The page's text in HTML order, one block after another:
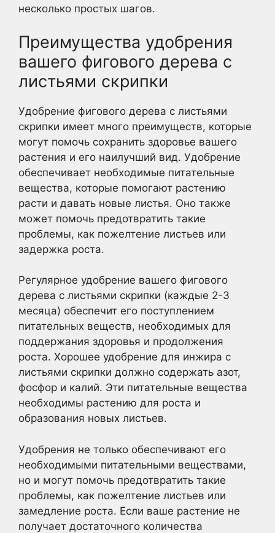
несколько простых шагов.
Преимущества удобрения
вашего фигового дерева с
листьями скрипки
Удобрение фигового дерева с листьями
скрипки имеет много преимуществ, которые
могут помочь сохранить здоровье вашего
растения и его наилучший вид. Удобрение
обеспечивает необходимые питательные
вещества, которые помогают растению
расти и давать новые листья. Оно также
может помочь предотвратить такие
проблемы, как пожелтение листьев или
задержка роста.
Регулярное удобрение вашего фигового
дерева с листьями скрипки (каждые 2-3
месяца) обеспечит его поступлением
питательных веществ, необходимых для
поддержания здоровья и продолжения
роста. Хорошее удобрение для инжира с
листьями скрипки должно содержать азот,
фосфор и калий. Эти питательные вещества
необходимы растению для роста и
образования новых листьев.
Удобрения не только обеспечивают его
необходимыми питательными веществами,
но и могут помочь предотвратить такие
проблемы, как пожелтение листьев или
замедление роста. Если ваше растение не
получает достаточного количества